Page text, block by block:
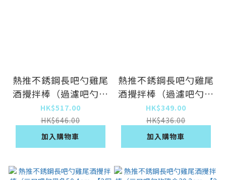
熱推不銹鋼長吧勺雞尾
酒攪拌棒（過濾吧勺玫
瑰金色40.3cm-【2個
裝】）
HK$517.00
HK$646.00
加入購物車
熱推不銹鋼長吧勺雞尾
酒攪拌棒（過濾吧勺銀
色40.3cm-【2個
裝】）
HK$349.00
HK$436.00
加入購物車